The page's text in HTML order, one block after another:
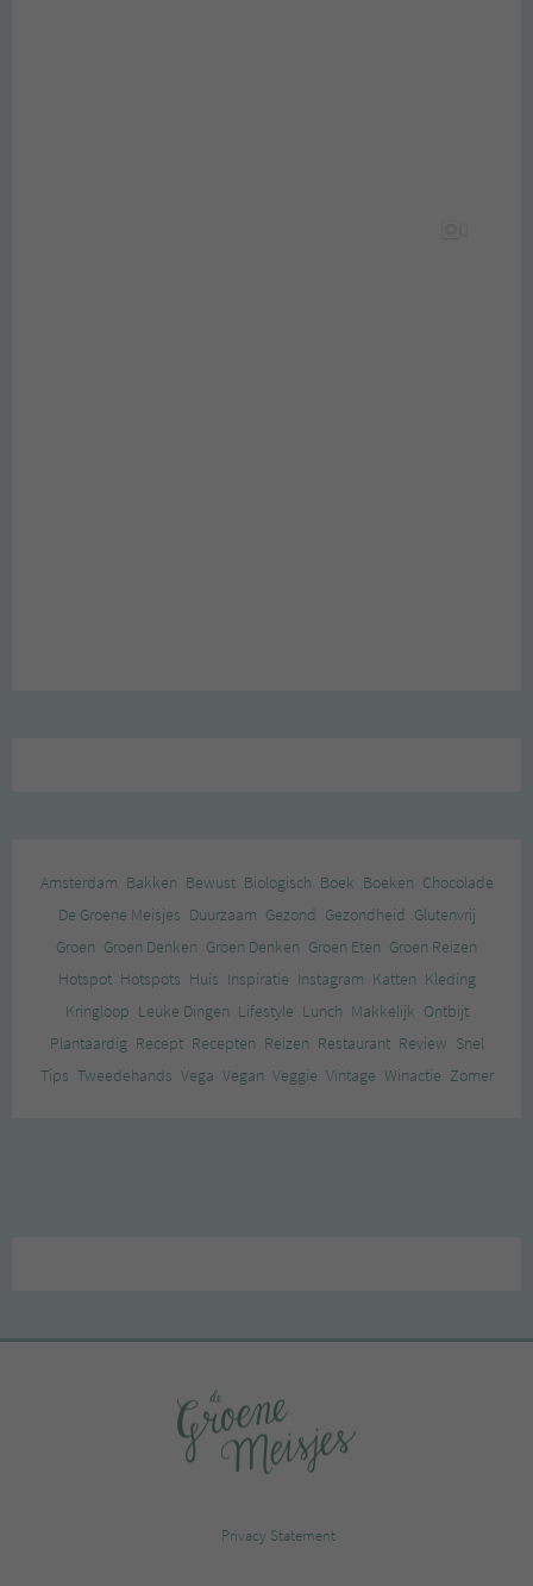
Amsterdam Bakken Bewust Biologisch Boek Boeken Chocolade
De Groene Meisjes Duurzaam Gezond Gezondheid Glutenvrij
Groen Groen Denken Groen Denken Groen Eten Groen Reizen
Hotspot Hotspots Huis Inspiratie Instagram Katten Kleding
Kringloop Leuke Dingen Lifestyle Lunch Makkelijk Ontbijt
Plantaardig Recept Recepten Reizen Restaurant Review Snel
Tips Tweedehands Vega Vegan Veggie Vintage Winactie Zomer
Privacy Statement